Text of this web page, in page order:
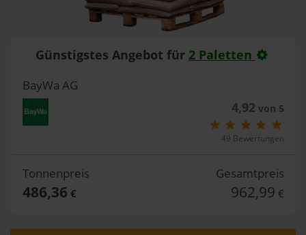
Günstigstes Angebot für 2 Paletten
BayWa AG
4,92von 5
49 Bewertungen
Tonnenpreis
486,36 €
Gesamtpreis
962,99 €